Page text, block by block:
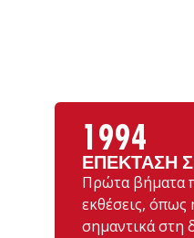
1994
ΕΠΈΚΤΑΣΗ
Πρώτα βήματα
εκθέσεις,
σημαντικά στη